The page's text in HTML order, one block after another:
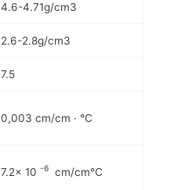
4.6-4.71g/cm3
2.6-2.8g/cm3
7.5
0,003 cm/cm · ℃
7.2x 10 -6 cm/cm℃